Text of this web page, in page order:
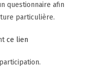
questionnaire afin
particulière.
ce lien